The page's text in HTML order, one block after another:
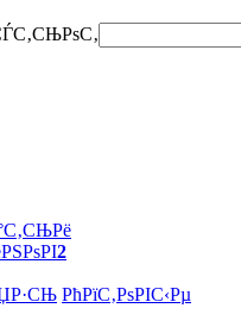
РѕС‚
2
РћРїС‚РѕРІС‹Рµ